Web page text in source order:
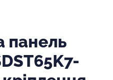
панель